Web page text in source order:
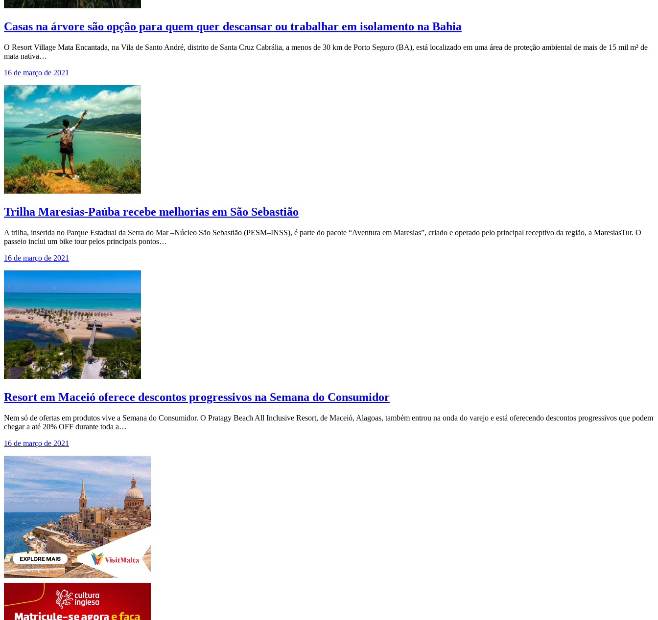
Casas na árvore são opção para quem quer descansar ou trabalhar em isolamento na Bahia
O Resort Village Mata Encantada, na Vila de Santo André, distrito de Santa Cruz Cabrália, a menos de 30 km de Porto Seguro (BA), está localizado em uma área de proteção ambiental de mais de 15 mil m² de
mata nativa…
16 de março de 2021
Trilha Maresias-Paúba recebe melhorias em São Sebastião
A trilha, inserida no Parque Estadual da Serra do Mar –Núcleo São Sebastião (PESM–INSS), é parte do pacote “Aventura em Maresias”, criado e operado pelo principal receptivo da região, a MaresiasTur. O
passeio inclui um bike tour pelos principais pontos…
16 de março de 2021
Resort em Maceió oferece descontos progressivos na Semana do Consumidor
Nem só de ofertas em produtos vive a Semana do Consumidor. O Pratagy Beach All Inclusive Resort, de Maceió, Alagoas, também entrou na onda do varejo e está oferecendo descontos progressivos que podem
chegar a até 20% OFF durante toda a…
16 de março de 2021